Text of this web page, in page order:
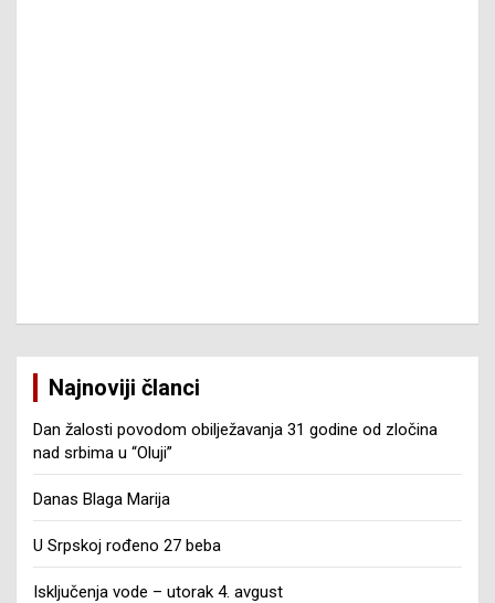
Najnoviji članci
Dan žalosti povodom obilježavanja 31 godine od zločina
nad srbima u “Oluji”
Danas Blaga Marija
U Srpskoj rođeno 27 beba
Isključenja vode – utorak 4. avgust